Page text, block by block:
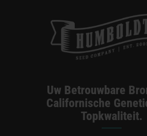
Uw Betrouwbare
Californische
Topkwaliteit.